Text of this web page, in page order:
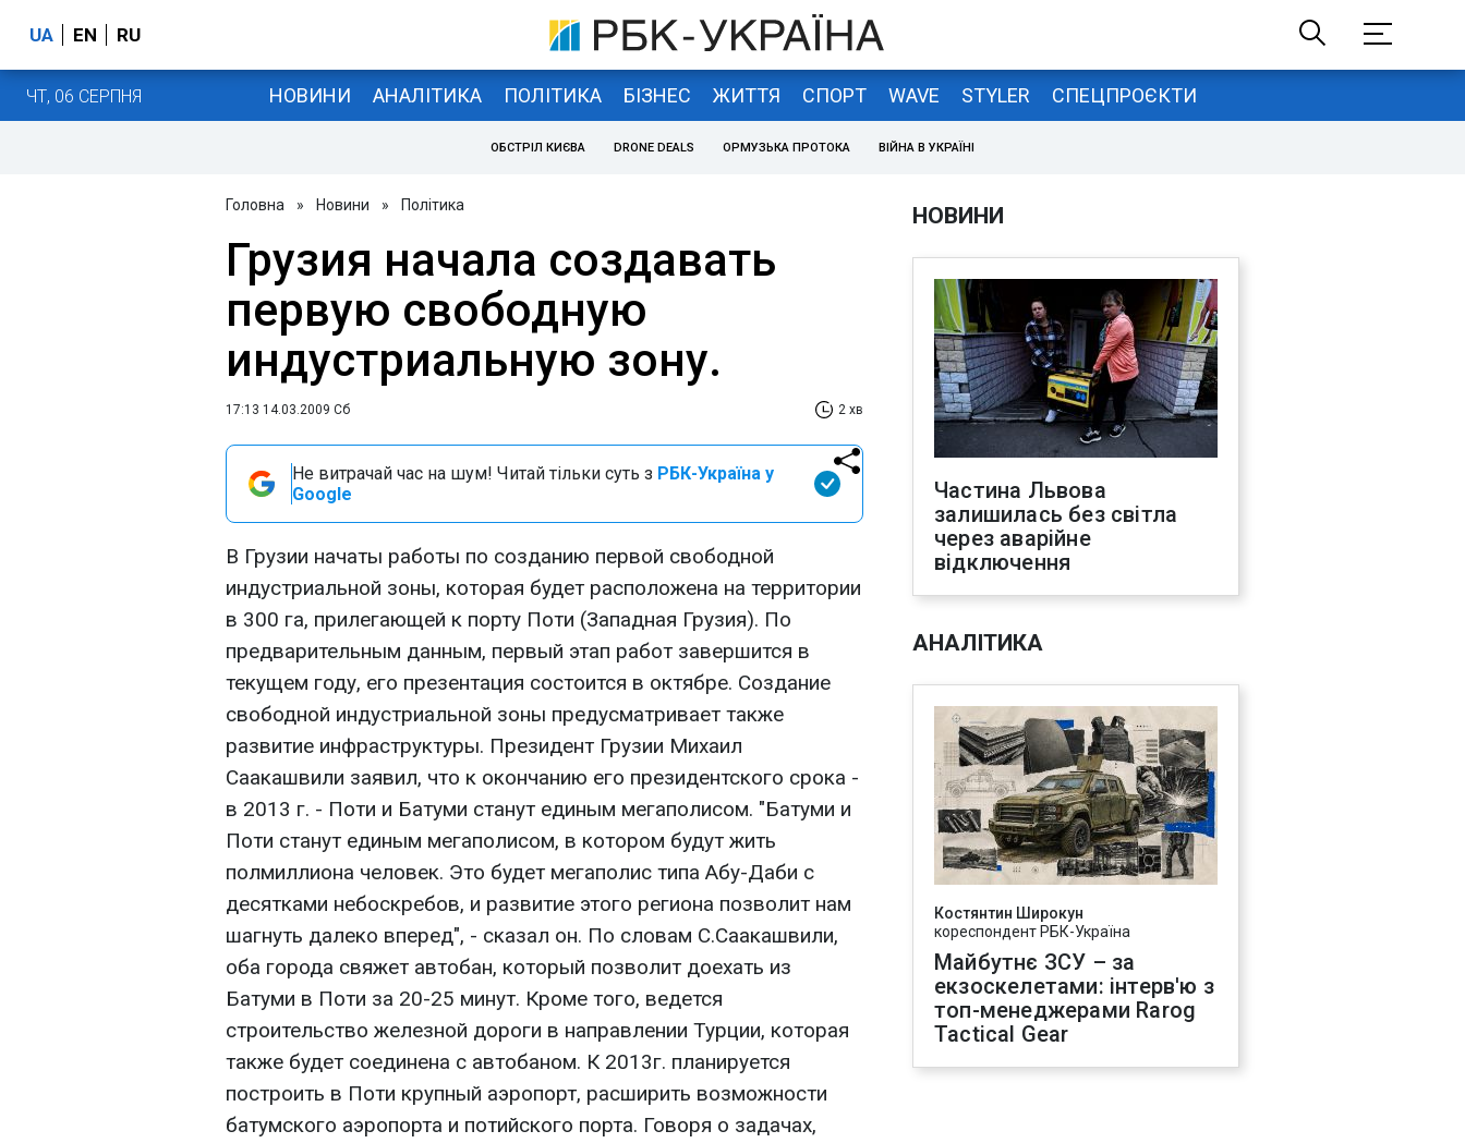
UA EN RU
ЧТ, 06 СЕРПНЯ НОВИНИ АНАЛІТИКА ПОЛІТИКА БІЗНЕС ЖИТТЯ СПОРТ WAVE STYLER СПЕЦПРОЄКТИ
ОБСТРІЛ КИЄВА DRONE DEALS ОРМУЗЬКА ПРОТОКА ВІЙНА В УКРАЇНІ
Головна » Новини » Політика
Грузия начала создавать
первую свободную
индустриальную зону.
17:13 14.03.2009 Сб 2 хв
Не витрачай час на шум! Читай тільки суть з РБК-Україна у
Google
В Грузии начаты работы по созданию первой свободной
индустриальной зоны, которая будет расположена на территории
в 300 га, прилегающей к порту Поти (Западная Грузия). По
предварительным данным, первый этап работ завершится в
текущем году, его презентация состоится в октябре. Создание
свободной индустриальной зоны предусматривает также
развитие инфраструктуры. Президент Грузии Михаил
Саакашвили заявил, что к окончанию его президентского срока -
в 2013 г. - Поти и Батуми станут единым мегаполисом. "Батуми и
Поти станут единым мегаполисом, в котором будут жить
полмиллиона человек. Это будет мегаполис типа Абу-Даби с
десятками небоскребов, и развитие этого региона позволит нам
шагнуть далеко вперед", - сказал он. По словам С.Саакашвили,
оба города свяжет автобан, который позволит доехать из
Батуми в Поти за 20-25 минут. Кроме того, ведется
строительство железной дороги в направлении Турции, которая
также будет соединена с автобаном. К 2013г. планируется
построить в Поти крупный аэропорт, расширить возможности
батумского аэропорта и потийского порта. Говоря о задачах,
НОВИНИ
Частина Львова
залишилась без світла
через аварійне
відключення
АНАЛІТИКА
Костянтин Широкун
кореспондент РБК-Україна
Майбутнє ЗСУ – за
екзоскелетами: інтерв'ю з
топ-менеджерами Rarog
Tactical Gear